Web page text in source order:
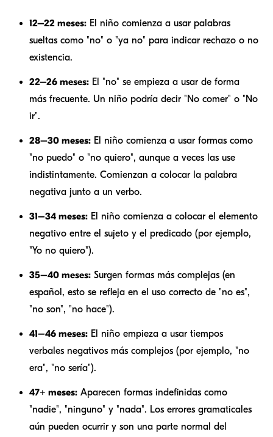
12–22 meses: El niño comienza a usar palabras
sueltas como "no" o "ya no" para indicar rechazo o no
existencia.
22–26 meses: El "no" se empieza a usar de forma
más frecuente. Un niño podría decir "No comer" o "No
ir".
28–30 meses: El niño comienza a usar formas como
"no puedo" o "no quiero", aunque a veces las use
indistintamente. Comienzan a colocar la palabra
negativa junto a un verbo.
31–34 meses: El niño comienza a colocar el elemento
negativo entre el sujeto y el predicado (por ejemplo,
"Yo no quiero").
35–40 meses: Surgen formas más complejas (en
español, esto se refleja en el uso correcto de "no es",
"no son", "no hace").
41–46 meses: El niño empieza a usar tiempos
verbales negativos más complejos (por ejemplo, "no
era", "no sería").
47+ meses: Aparecen formas indefinidas como
"nadie", "ninguno" y "nada". Los errores gramaticales
aún pueden ocurrir y son una parte normal del